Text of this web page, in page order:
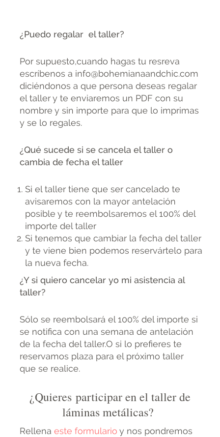
¿Puedo regalar el taller?
Por supuesto,cuando hagas tu resreva
escríbenos a info@bohemianaandchic.com
diciéndonos a que persona deseas regalar
el taller y te enviaremos un PDF con su
nombre y sin importe para que lo imprimas
y se lo regales.
¿Qué sucede si se cancela el taller o
cambia de fecha el taller
Si el taller tiene que ser cancelado te
avisaremos con la mayor antelación
posible y te reembolsaremos el 100% del
importe del taller
Si tenemos que cambiar la fecha del taller
y te viene bien podemos reservártelo para
la nueva fecha.
¿Y si quiero cancelar yo mi asistencia al
taller?
Sólo se reembolsará el 100% del importe si
se notifica con una semana de antelación
de la fecha del taller.O si lo prefieres te
reservamos plaza para el próximo taller
que se realice.
¿Quieres participar en el taller de
láminas metálicas?
Rellena este formulario y nos pondremos